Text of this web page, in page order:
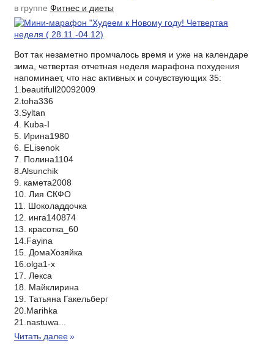
в группе Фитнес и диеты
Вот так незаметно промчалось время и уже на календаре
зима, четвертая отчетная неделя марафона похудения
напоминает, что нас активных и сочувствующих 35:
1.beautifull20092009
2.toha336
3.Syltan
4. Kuba-I
5. Ирина1980
6. ELisenok
7. Полина1104
8.Alsunchik
9. камета2008
10. Лия СКФО
11. Шоколаддочка
12. инга140874
13. красотка_60
14.Fayina
15. ДомаХозяйка
16.olga1-x
17. Лекса
18. Майклирина
19. Татьяна Гакельберг
20.Marihka
21.nastuwa...
Читать далее»